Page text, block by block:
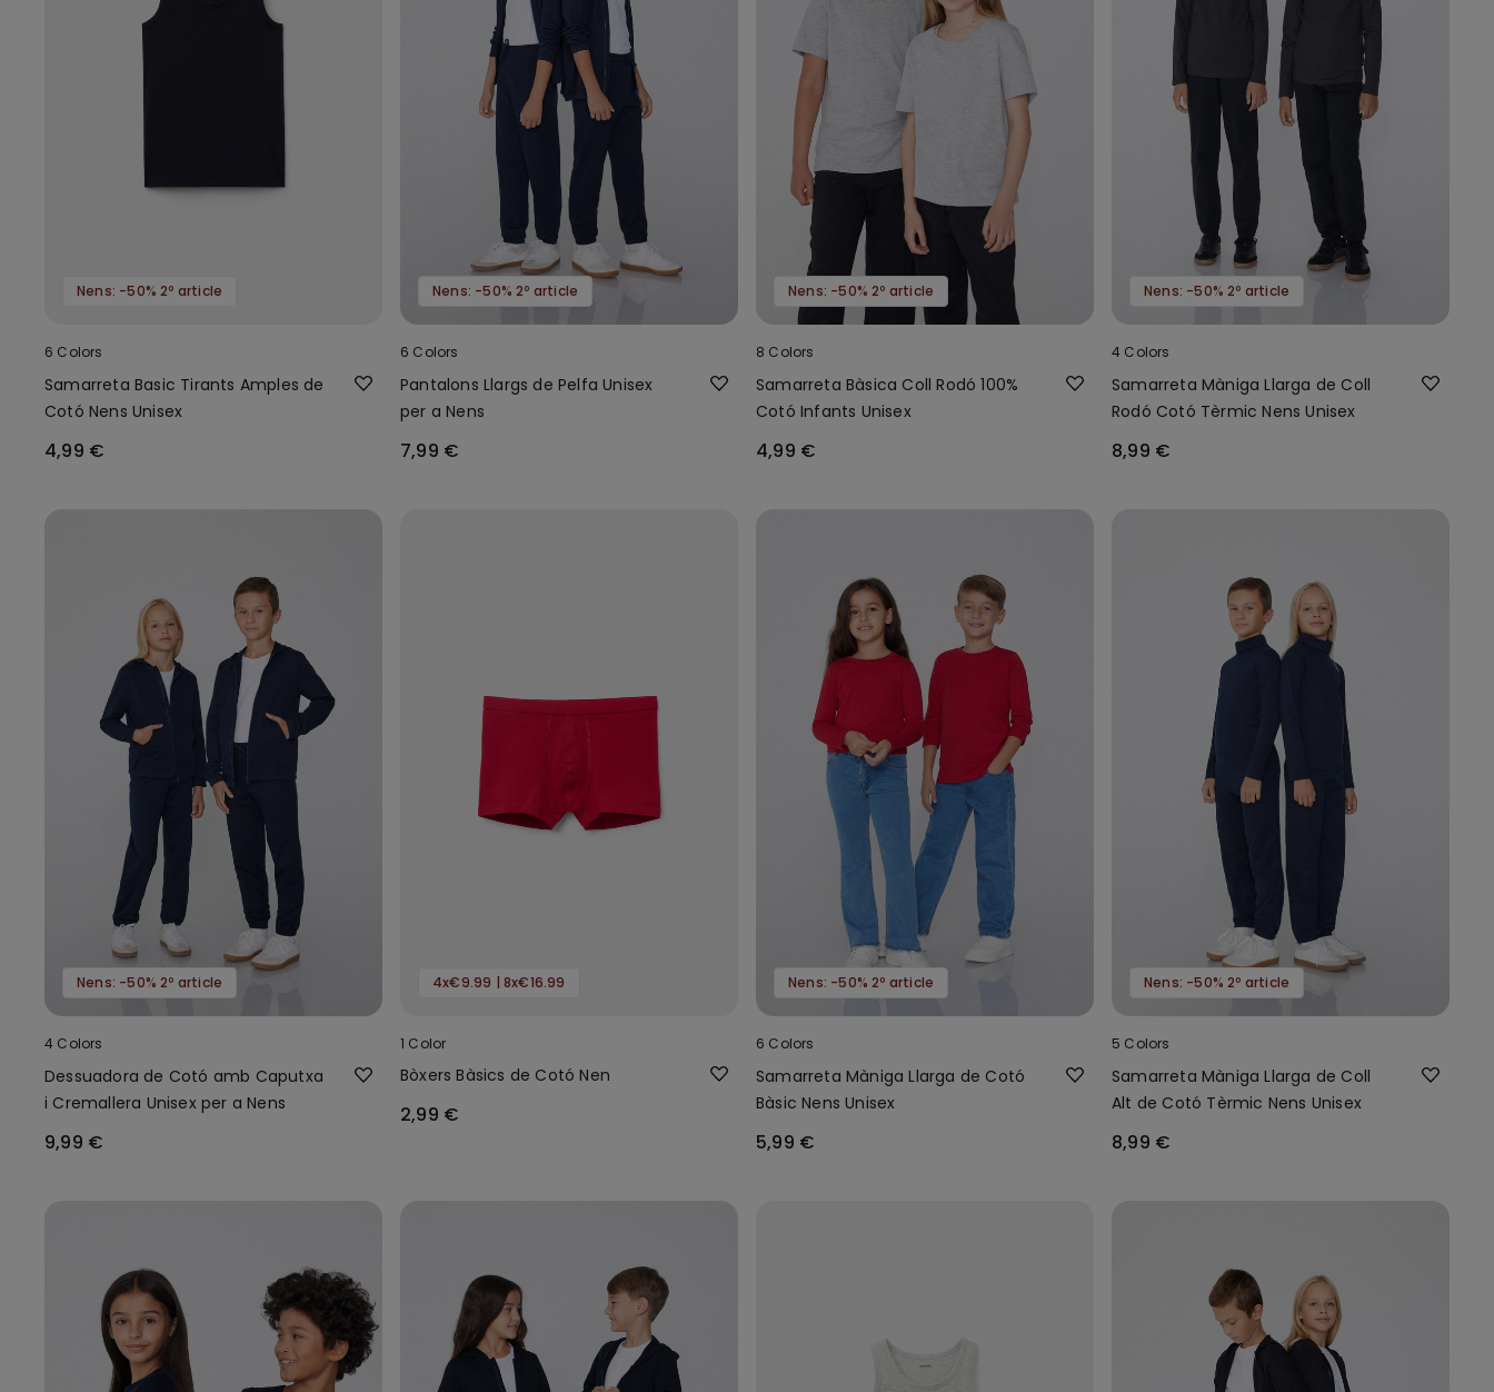
Nens: -50% 2º article
6 Colors
Samarreta Basic Tirants Amples de
Cotó Nens Unisex
4,99 €
Nens: -50% 2º article
6 Colors
Pantalons Llargs de Pelfa Unisex
per a Nens
7,99 €
Nens: -50% 2º article
8 Colors
Samarreta Bàsica Coll Rodó 100%
Cotó Infants Unisex
4,99 €
Nens: -50% 2º article
4 Colors
Samarreta Màniga Llarga de Coll
Rodó Cotó Tèrmic Nens Unisex
8,99 €
Nens: -50% 2º article
4 Colors
Dessuadora de Cotó amb Caputxa
i Cremallera Unisex per a Nens
9,99 €
4x€9.99 | 8x€16.99
1 Color
Bòxers Bàsics de Cotó Nen
2,99 €
Nens: -50% 2º article
6 Colors
Samarreta Màniga Llarga de Cotó
Bàsic Nens Unisex
5,99 €
Nens: -50% 2º article
5 Colors
Samarreta Màniga Llarga de Coll
Alt de Cotó Tèrmic Nens Unisex
8,99 €